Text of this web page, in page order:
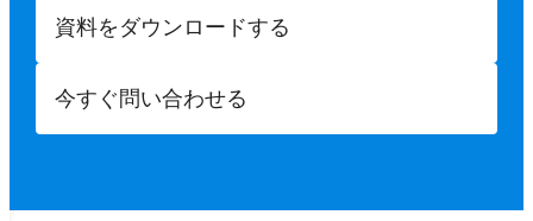
資料をダウンロードする
今すぐ問い合わせる